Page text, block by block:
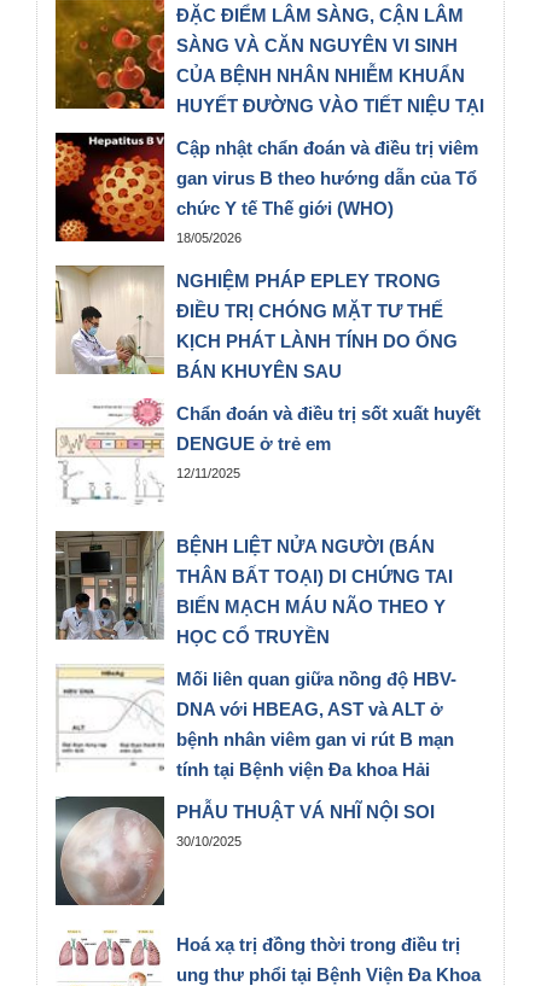
ĐẶC ĐIỂM LÂM SÀNG, CẬN LÂM
SÀNG VÀ CĂN NGUYÊN VI SINH
CỦA BỆNH NHÂN NHIỄM KHUẨN
HUYẾT ĐƯỜNG VÀO TIẾT NIỆU TẠI
KHOA NGOẠI IV BỆNH VIỆN ĐA
Cập nhật chẩn đoán và điều trị viêm
gan virus B theo hướng dẫn của Tổ
chức Y tế Thế giới (WHO)
18/05/2026
NGHIỆM PHÁP EPLEY TRONG
ĐIỀU TRỊ CHÓNG MẶT TƯ THẾ
KỊCH PHÁT LÀNH TÍNH DO ỐNG
BÁN KHUYÊN SAU
Chẩn đoán và điều trị sốt xuất huyết
DENGUE ở trẻ em
12/11/2025
BỆNH LIỆT NỬA NGƯỜI (BÁN
THÂN BẤT TOẠI) DI CHỨNG TAI
BIẾN MẠCH MÁU NÃO THEO Y
HỌC CỔ TRUYỀN
Mối liên quan giữa nồng độ HBV-
DNA với HBEAG, AST và ALT ở
bệnh nhân viêm gan vi rút B mạn
tính tại Bệnh viện Đa khoa Hải
Dương năm 2024
PHẪU THUẬT VÁ NHĨ NỘI SOI
30/10/2025
Hoá xạ trị đồng thời trong điều trị
ung thư phổi tại Bệnh Viện Đa Khoa